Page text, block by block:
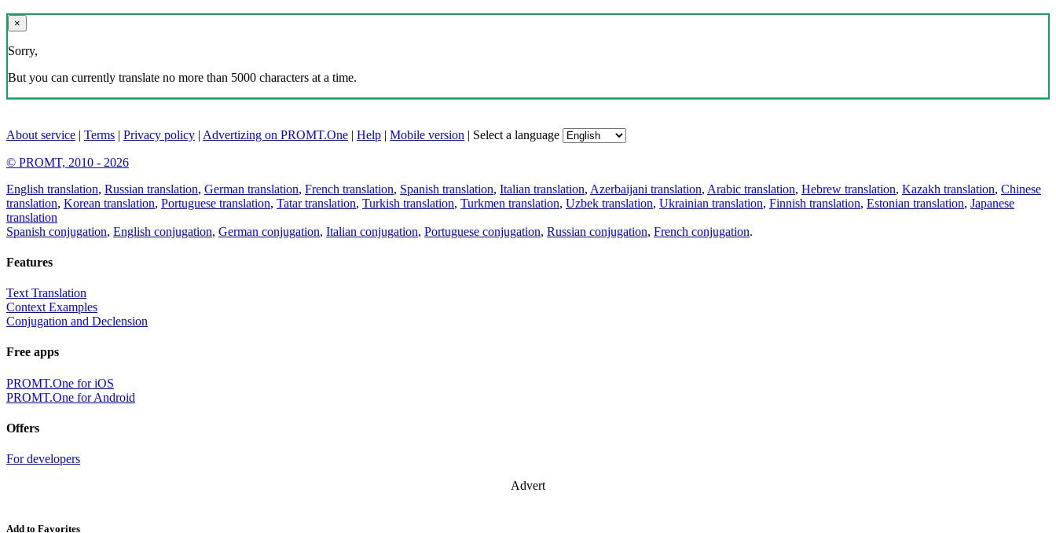
×
Sorry,
But you can currently translate no more than 5000 characters at a time.
About service | Terms | Privacy policy | Advertizing on PROMT.One | Help | Mobile version | Select a language
© PROMT, 2010 - 2026
English translation, Russian translation, German translation, French translation, Spanish translation, Italian translation, Azerbaijani translation, Arabic translation, Hebrew translation, Kazakh translation, Chinese
translation, Korean translation, Portuguese translation, Tatar translation, Turkish translation, Turkmen translation, Uzbek translation, Ukrainian translation, Finnish translation, Estonian translation, Japanese
translation
Spanish conjugation, English conjugation, German conjugation, Italian conjugation, Portuguese conjugation, Russian conjugation, French conjugation.
Features
Text Translation
Context Examples
Conjugation and Declension
Free apps
PROMT.One for iOS
PROMT.One for Android
Offers
For developers
Advert
Add to Favorites